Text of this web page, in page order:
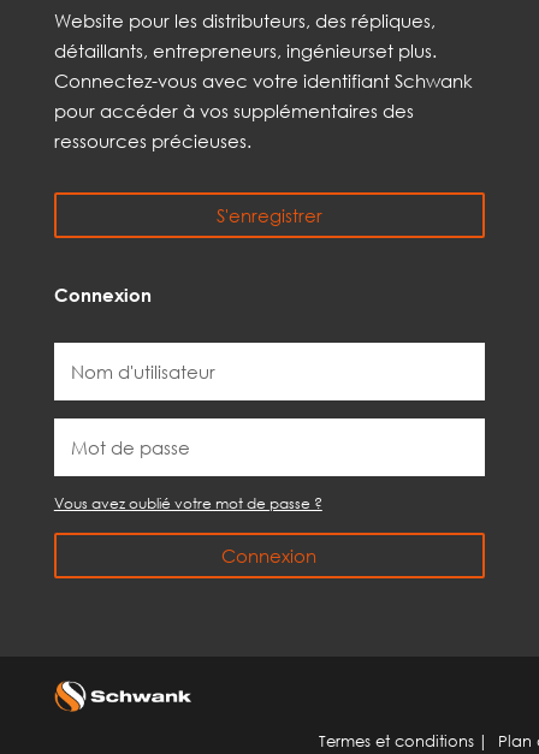
Website pour les distributeurs, des répliques,
détaillants, entrepreneurs, ingénieurset plus.
Connectez-vous avec votre identifiant Schwank
pour accéder à vos supplémentaires des
ressources précieuses.
S'enregistrer
Connexion
Vous avez oublié votre mot de passe ?
Connexion
Termes et conditions| Plan